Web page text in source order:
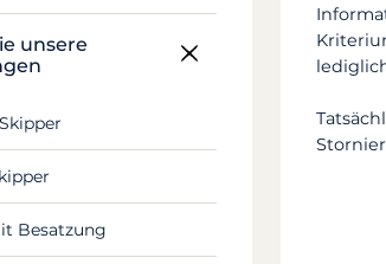
Pénichette
unsere
Besatzung